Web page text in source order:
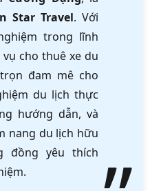
Star Travel. Với
trong lĩnh
cho thuê xe du
đam mê cho
du lịch thực
hướng dẫn, và
nang du lịch hữu
đồng yêu thích